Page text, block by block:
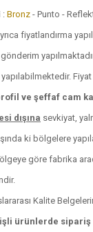
: Bronz - Punto -
fiyatlandırma
Fiyat
ve şeffaf cam
dışına sevkiyat,
ki bölgelere
göre fabrika
Kalite
ürünlerde sipariş